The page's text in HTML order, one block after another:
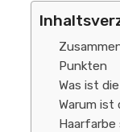
Punkten
Was ist
Warum ist